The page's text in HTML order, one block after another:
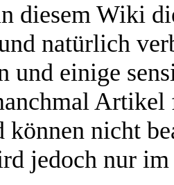
diesem Wiki
natürlich
und einige
können nicht
jedoch nur